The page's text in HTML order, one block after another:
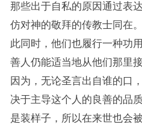
那些出于自私的原因通过表
仿对神的敬拜的传教士同在
此同时，他们也履行一种功
善人仍能适当地从他们那里
因为，无论圣言出自谁的口
决于主导这个人的良善的品
是装样子，所以在来世也会